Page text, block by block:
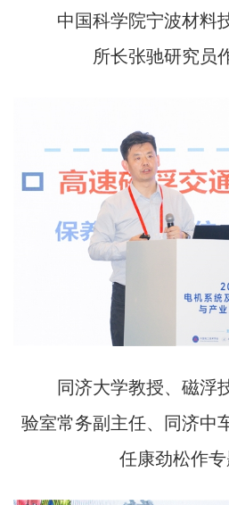
中国科学院宁波材料技
所长张驰研究员
同济大学教授、磁浮
验室常务副主任、同济中
任康劲松作